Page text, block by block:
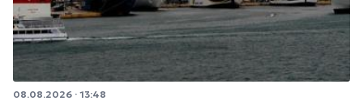
08.08.2026 · 13:48